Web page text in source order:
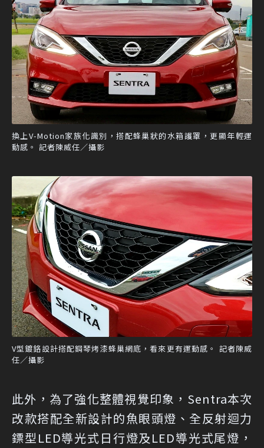
換上V-Motion家族化識別，搭配蜂巢狀的水箱護罩，更顯年輕運
動感。 記者陳威任／攝影
V型鍍鉻設計搭配鋼琴烤漆蜂巢網底，看來更有運動感。 記者陳威
任／攝影
此外，為了強化整體視覺印象，Sentra本次
改款搭配全新設計的魚眼頭燈、全反射迴力
鏢型LED導光式日行燈及LED導光式尾燈，